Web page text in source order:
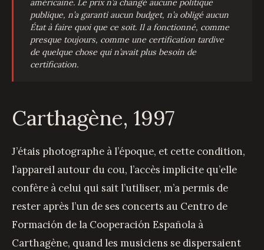
américaine. Le prix n’a changé aucune politique
publique, n’a garanti aucun budget, n’a obligé aucun
État à faire quoi que ce soit. Il a fonctionné, comme
presque toujours, comme une certification tardive
de quelque chose qui n’avait plus besoin de
certification.
Carthagène, 1997
J’étais photographe à l’époque, et cette condition,
l’appareil autour du cou, l’accès implicite qu’elle
confère à celui qui sait l’utiliser, m’a permis de
rester après l’un de ses concerts au Centro de
Formación de la Cooperación Española à
Carthagène, quand les musiciens se dispersaient